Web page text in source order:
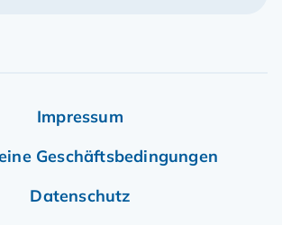
Impressum
Geschäftsbedingungen
Datenschutz